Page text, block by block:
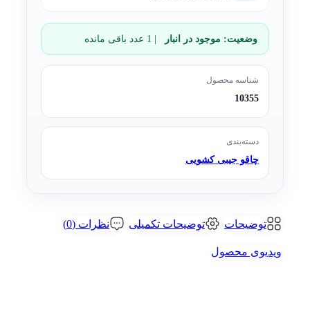
وضعیت: موجود در انبار
شناسه محصول
10355
دسته‌بندی
چاقو جیبی کشویی
توضیحات توضیحات تکمیلی نظرات (0)
ویدیوی محصول